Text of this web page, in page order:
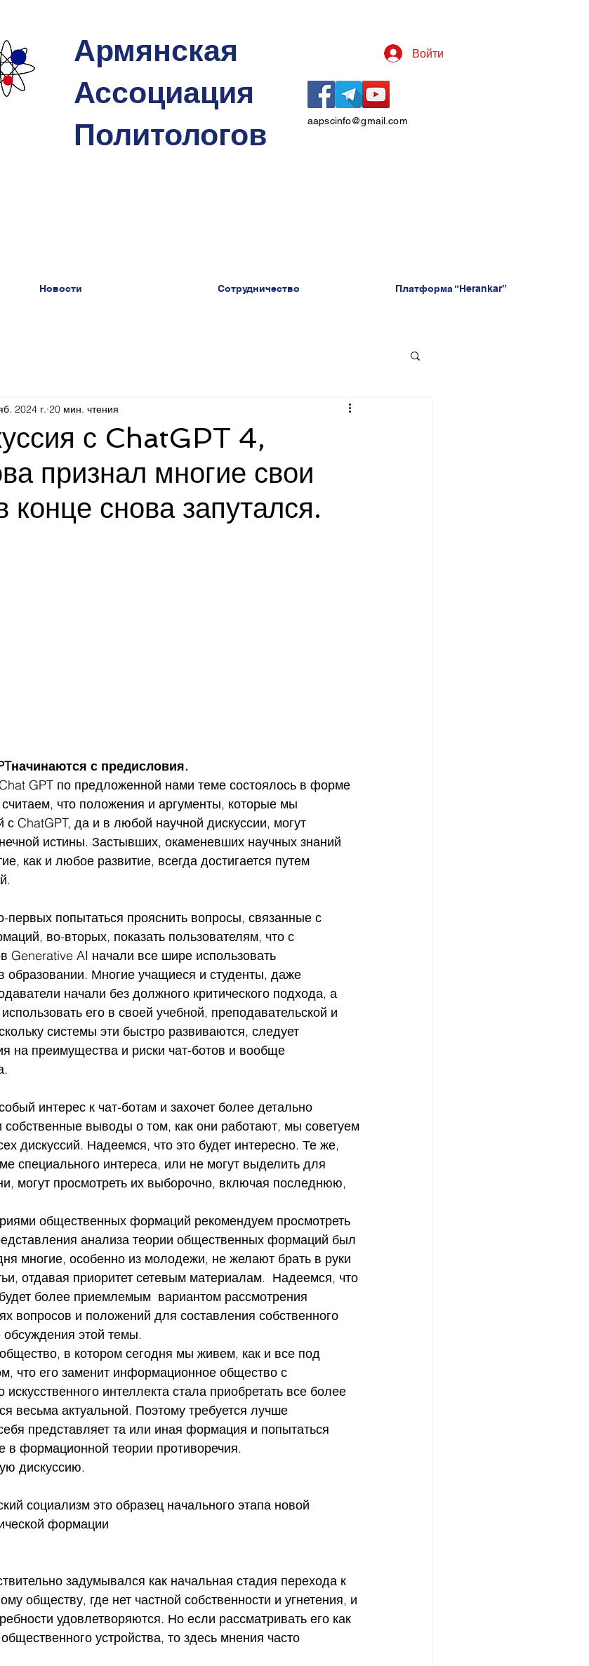
Армянская
Ассоциация
Политологов
Войти
aapscinfo@gmail.com
Новости Сотрудничество Платформа “Herankar”
с ChatGPT 4,
признал многие свои
снова запутался.
2024 г. 20 мин. чтения
с предисловия.
по предложенной нами теме состоялось в форме
что положения и аргументы, которые мы
ChatGPT, да и в любой научной дискуссии, могут
истины. Застывших, окаменевших научных знаний
как и любое развитие, всегда достигается путем
во-вторых, показать пользователям, что с
Generative AI начали все шире использовать
образовании. Многие учащиеся и студенты, даже
начали без должного критического подхода, а
его в своей учебной, преподавательской и
системы эти быстро развиваются, следует
на преимущества и риски чат-ботов и вообще
собственные выводы о том, как они работают, мы советуем
дискуссий. Надеемся, что это будет интересно. Те же,
специального интереса, или не могут выделить для
могут просмотреть их выборочно, включая последнюю,
анализа теории общественных формаций был
многие, особенно из молодежи, не желают брать в руки
отдавая приоритет сетевым материалам.  Надеемся, что
более приемлемым  вариантом рассмотрения
вопросов и положений для составления собственного
этой темы.
что его заменит информационное общество с
интеллекта стала приобретать все более
весьма актуальной. Поэтому требуется лучше
представляет та или иная формация и попытаться
в формационной теории противоречия.
дискуссию.
социализм это образец начального этапа новой
формации
задумывался как начальная стадия перехода к
обществу, где нет частной собственности и угнетения, и
удовлетворяются. Но если рассматривать его как
устройства, то здесь мнения часто